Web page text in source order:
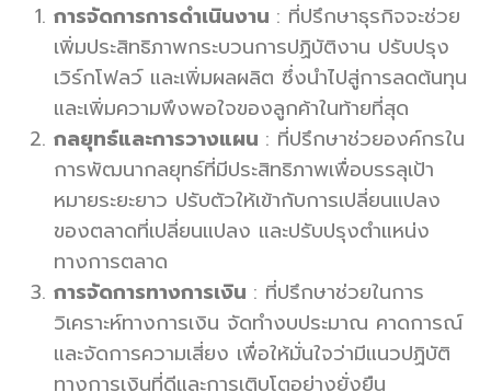
การจัดการการดำเนินงาน : ที่ปรึกษาธุรกิจจะช่วย
เพิ่มประสิทธิภาพกระบวนการปฏิบัติงาน ปรับปรุง
เวิร์กโฟลว์ และเพิ่มผลผลิต ซึ่งนำไปสู่การลดต้นทุน
และเพิ่มความพึงพอใจของลูกค้าในท้ายที่สุด
กลยุทธ์และการวางแผน : ที่ปรึกษาช่วยองค์กรใน
การพัฒนากลยุทธ์ที่มีประสิทธิภาพเพื่อบรรลุเป้า
หมายระยะยาว ปรับตัวให้เข้ากับการเปลี่ยนแปลง
ของตลาดที่เปลี่ยนแปลง และปรับปรุงตำแหน่ง
ทางการตลาด
การจัดการทางการเงิน : ที่ปรึกษาช่วยในการ
วิเคราะห์ทางการเงิน จัดทำงบประมาณ คาดการณ์
และจัดการความเสี่ยง เพื่อให้มั่นใจว่ามีแนวปฏิบัติ
ทางการเงินที่ดีและการเติบโตอย่างยั่งยืน